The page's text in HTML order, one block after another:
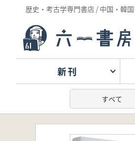
歴史・考古学専門書店 / 中国・韓
新刊